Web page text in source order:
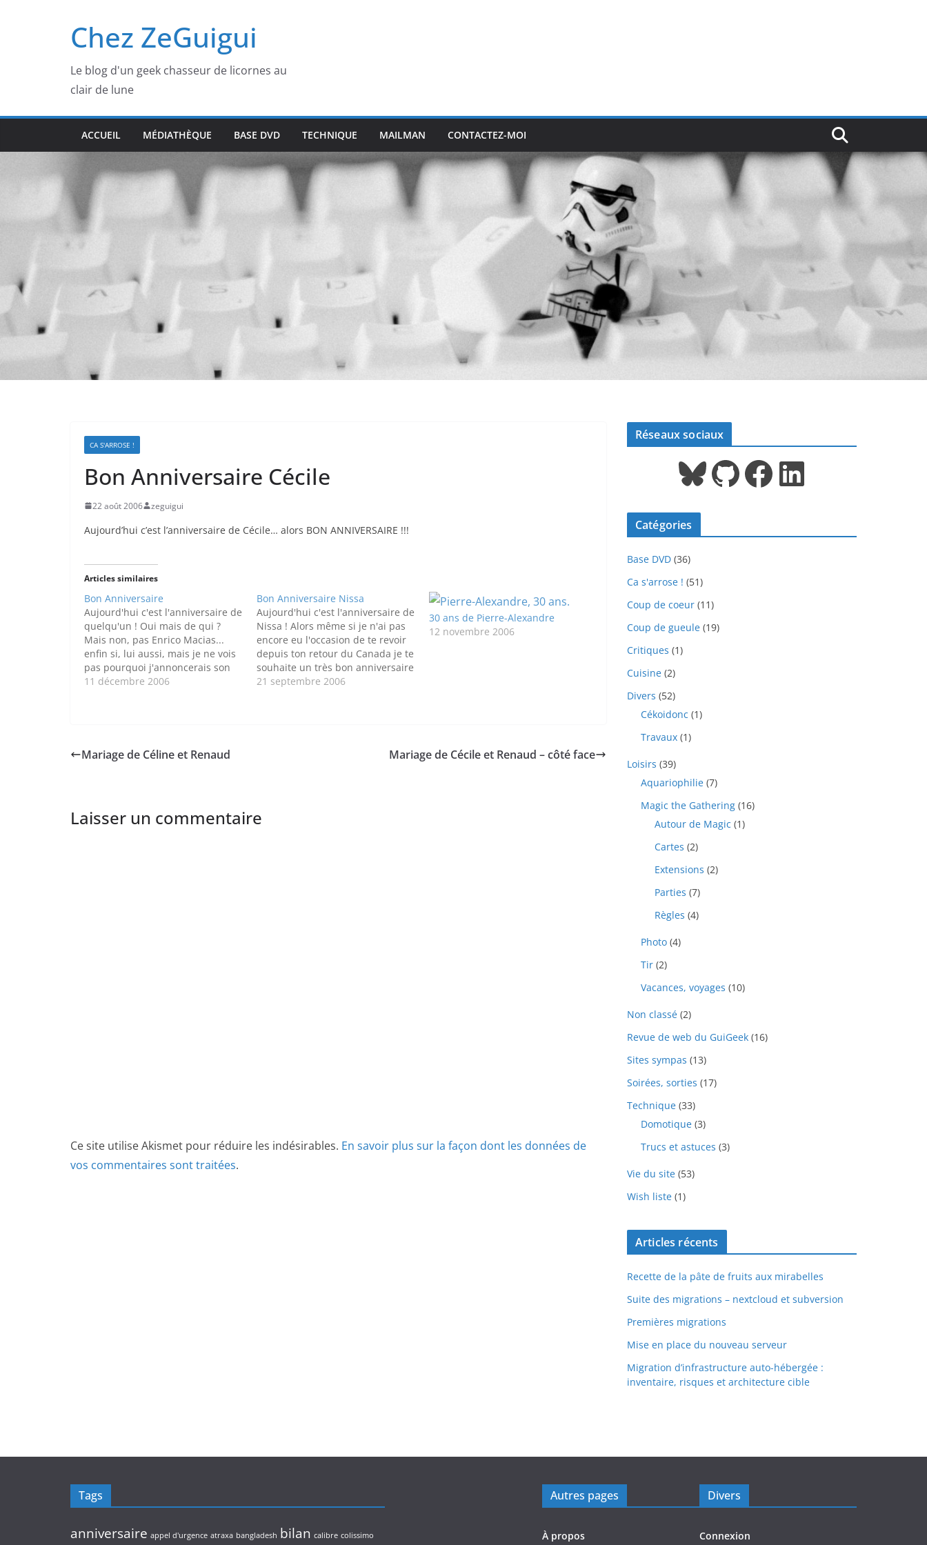
Chez ZeGuigui
Le blog d'un geek chasseur de licornes au
clair de lune
ACCUEIL MÉDIATHÈQUE BASE DVD TECHNIQUE MAILMAN CONTACTEZ-MOI
CA S'ARROSE !
Bon Anniversaire Cécile
22 août 2006 zeguigui
Aujourd’hui c’est l’anniversaire de Cécile… alors BON ANNIVERSAIRE !!!
Articles similaires
Bon Anniversaire
Aujourd'hui c'est l'anniversaire de
quelqu'un ! Oui mais de qui ?
Mais non, pas Enrico Macias...
enfin si, lui aussi, mais je ne vois
pas pourquoi j'annoncerais son
anniversaire ici ?! Comment ça je
11 décembre 2006
Bon Anniversaire Nissa
Aujourd'hui c'est l'anniversaire de
Nissa ! Alors même si je n'ai pas
encore eu l'occasion de te revoir
depuis ton retour du Canada je te
souhaite un très bon anniversaire
!21 septembre 2006
30 ans de Pierre-Alexandre
12 novembre 2006
Mariage de Céline et Renaud Mariage de Cécile et Renaud – côté face
Laisser un commentaire
Ce site utilise Akismet pour réduire les indésirables. En savoir plus sur la façon dont les données de
vos commentaires sont traitées.
Réseaux sociaux
Bluesky GitHub Facebook LinkedIn
Catégories
Base DVD (36)
Ca s'arrose ! (51)
Coup de coeur (11)
Coup de gueule (19)
Critiques (1)
Cuisine (2)
Divers (52)
Cékoidonc (1)
Travaux (1)
Loisirs (39)
Aquariophilie (7)
Magic the Gathering (16)
Autour de Magic (1)
Cartes (2)
Extensions (2)
Parties (7)
Règles (4)
Photo (4)
Tir (2)
Vacances, voyages (10)
Non classé (2)
Revue de web du GuiGeek (16)
Sites sympas (13)
Soirées, sorties (17)
Technique (33)
Domotique (3)
Trucs et astuces (3)
Vie du site (53)
Wish liste (1)
Articles récents
Recette de la pâte de fruits aux mirabelles
Suite des migrations – nextcloud et subversion
Premières migrations
Mise en place du nouveau serveur
Migration d’infrastructure auto-hébergée :
inventaire, risques et architecture cible
Tags
anniversaire appel d'urgence atraxa bangladesh bilan calibre colissimo
Autres pages
À propos
Divers
Connexion